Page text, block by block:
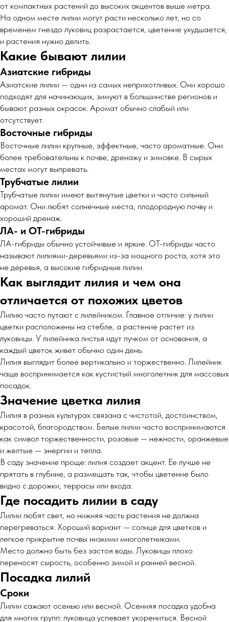
от компактных растений до высоких акцентов выше метра.
На одном месте лилии могут расти несколько лет, но со
временем гнездо луковиц разрастается, цветение ухудшается,
и растения нужно делить.
Какие бывают лилии
Азиатские гибриды
Азиатские лилии — одни из самых неприхотливых. Они хорошо
подходят для начинающих, зимуют в большинстве регионов и
бывают разных окрасок. Аромат обычно слабый или
отсутствует.
Восточные гибриды
Восточные лилии крупные, эффектные, часто ароматные. Они
более требовательны к почве, дренажу и зимовке. В сырых
местах могут выпревать.
Трубчатые лилии
Трубчатые лилии имеют вытянутые цветки и часто сильный
аромат. Они любят солнечные места, плодородную почву и
хороший дренаж.
ЛА- и ОТ-гибриды
ЛА-гибриды обычно устойчивые и яркие. ОТ-гибриды часто
называют лилиями-деревьями из-за мощного роста, хотя это
не деревья, а высокие гибридные лилии.
Как выглядит лилия и чем она
отличается от похожих цветов
Лилию часто путают с лилейником. Главное отличие: у лилии
цветки расположены на стебле, а растение растет из
луковицы. У лилейника листья идут пучком от основания, а
каждый цветок живет обычно один день.
Лилия выглядит более вертикально и торжественно. Лилейник
чаще воспринимается как кустистый многолетник для массовых
посадок.
Значение цветка лилия
Лилия в разных культурах связана с чистотой, достоинством,
красотой, благородством. Белые лилии часто воспринимаются
как символ торжественности, розовые — нежности, оранжевые
и желтые — энергии и тепла.
В саду значение проще: лилия создает акцент. Ее лучше не
прятать в глубине, а размещать так, чтобы цветение было
видно с дорожки, террасы или входа.
Где посадить лилии в саду
Лилии любят свет, но нижняя часть растения не должна
перегреваться. Хороший вариант — солнце для цветков и
легкое прикрытие почвы низкими многолетниками.
Место должно быть без застоя воды. Луковицы плохо
переносят сырость, особенно зимой и ранней весной.
Посадка лилий
Сроки
Лилии сажают осенью или весной. Осенняя посадка удобна
для многих групп: луковица успевает укорениться. Весной